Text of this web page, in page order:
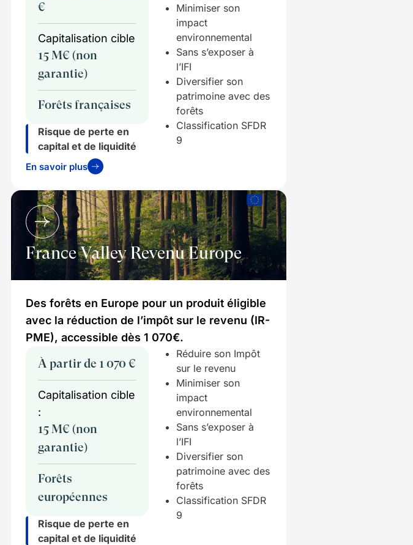
€
Capitalisation cible
15 M€ (non
garantie)
Forêts françaises
Risque de perte en
capital et de liquidité
Minimiser son
impact
environnemental
Sans s’exposer à
l’IFI
Diversifier son
patrimoine avec des
forêts
Classification SFDR
9
En savoir plus
France Valley Revenu Europe
Des forêts en Europe pour un produit éligible
avec la réduction de l’impôt sur le revenu (IR-
PME), accessible dès 1 070€.
À partir de 1 070 €
Capitalisation cible
:
15 M€ (non
garantie)
Forêts
européennes
Risque de perte en
capital et de liquidité
Réduire son Impôt
sur le revenu
Minimiser son
impact
environnemental
Sans s’exposer à
l’IFI
Diversifier son
patrimoine avec des
forêts
Classification SFDR
9